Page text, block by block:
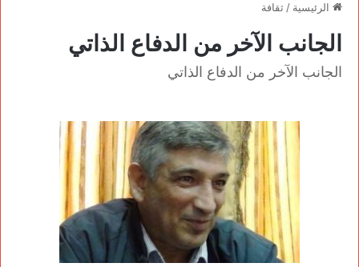
الرئيسية / ثقافة
الجانب الآخر من الدفاع الذاتي
الجانب الآخر من الدفاع الذاتي